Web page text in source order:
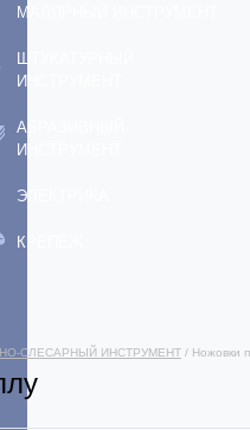
МАЛЯРНЫЙ ИНСТРУМЕНТ
ШТУКАТУРНЫЙ
ИНСТРУМЕНТ
АБРАЗИВНЫЙ
ИНСТРУМЕНТ
ЭЛЕКТРИКА
КРЕПЕЖ
СЛЕСАРНЫЙ ИНСТРУМЕНТ / Ножовки